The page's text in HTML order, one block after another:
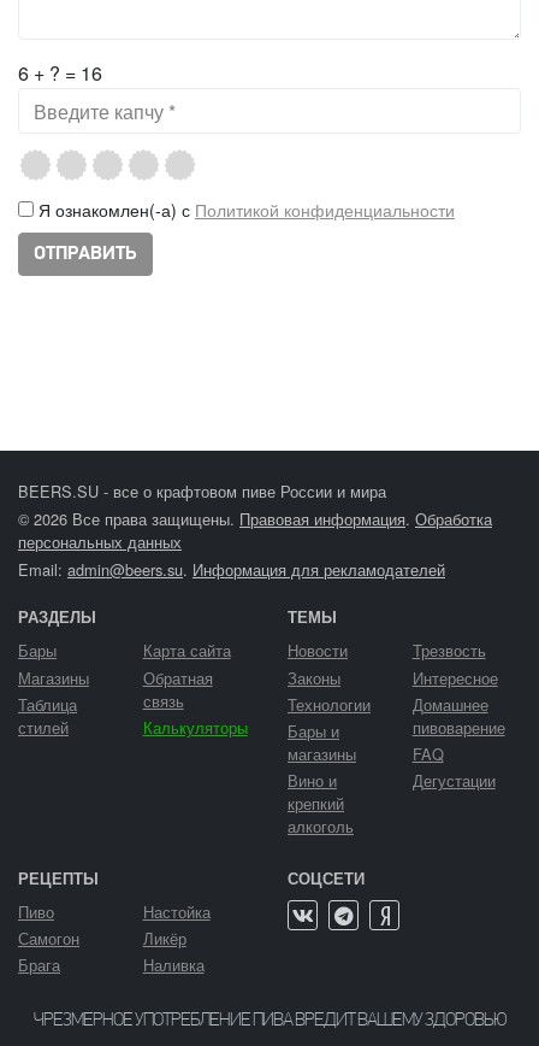
6 + ? = 16
Я ознакомлен(-а) с Политикой конфиденциальности
BEERS.SU - все о крафтовом пиве России и мира
© 2026 Все права защищены. Правовая информация. Обработка
персональных данных
Email: admin@beers.su. Информация для рекламодателей
РАЗДЕЛЫ
Бары
Магазины
Таблица
стилей
Карта сайта
Обратная
связь
Калькуляторы
ТЕМЫ
Новости
Законы
Технологии
Бары и
магазины
Вино и
крепкий
алкоголь
Трезвость
Интересное
Домашнее
пивоварение
FAQ
Дегустации
РЕЦЕПТЫ
Пиво
Самогон
Брага
Настойка
Ликёр
Наливка
СОЦСЕТИ
ЧРЕЗМЕРНОЕ УПОТРЕБЛЕНИЕ ПИВА ВРЕДИТ ВАШЕМУ ЗДОРОВЬЮ